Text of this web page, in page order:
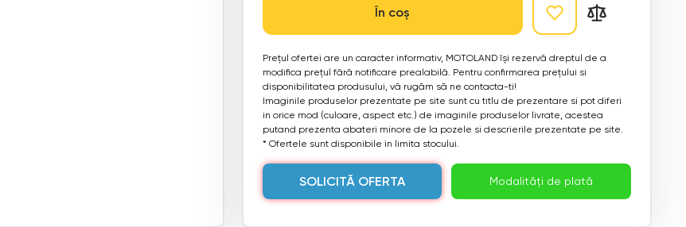
În coș
Prețul ofertei are un caracter informativ, MOTOLAND își rezervă dreptul de a
modifica prețul fără notificare prealabilă. Pentru confirmarea prețului si
disponibilitatea produsului, vă rugăm să ne contacta-ti!
Imaginile produselor prezentate pe site sunt cu titlu de prezentare si pot diferi
in orice mod (culoare, aspect etc.) de imaginile produselor livrate, acestea
putand prezenta abateri minore de la pozele si descrierile prezentate pe site.
* Ofertele sunt disponibile in limita stocului.
SOLICITĂ OFERTA Modalități de plată